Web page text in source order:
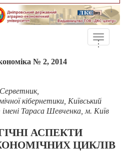
Toggle
...
№ 2, 2014
кібернетики, Київський
імені Тараса Шевченка, м. Київ
АСПЕКТИ
ЦИКЛІВ